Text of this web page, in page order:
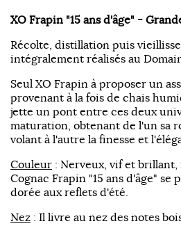
XO Frapin "15 ans d'âge" -
Récolte, distillation puis
intégralement réalisés au
Seul XO Frapin à proposer un
provenant à la fois de chais
jette un pont entre ces deux
maturation, obtenant de l'un sa
volant à l'autre la finesse et
Couleur : Nerveux, vif et
Cognac Frapin "15 ans d'âge" se
dorée aux reflets d'été.
Nez : Il livre au nez des notes